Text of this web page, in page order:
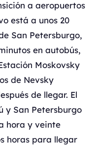
a aeropuertos
está a unos 20
San Petersburgo,
en autobús,
Moskovsky
de Nevsky
de llegar. El
y San Petersburgo
hora y veinte
horas para llegar